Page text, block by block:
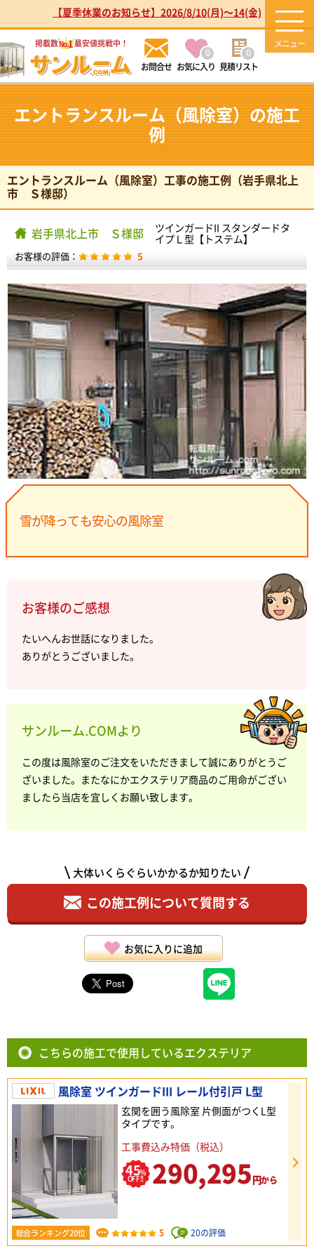
【夏季休業のお知らせ】2026/8/10(月)～14(金)
掲載数No.1最安値挑戦中！
お気に入り
0
見積リスト
0
エントランスルーム（風除室）の施工
例
エントランスルーム（風除室）工事の施工例（岩手県北上
市 Ｓ様邸）
岩手県北上市 Ｓ様邸
ツインガードII スタンダードタ
イプＬ型【トステム】
お客様の評価： 5
雪が降っても安心の風除室
お客様のご感想
たいへんお世話になりました。
ありがとうございました。
サンルーム.COMより
この度は風除室のご注文をいただきまして誠にありがとうご
ざいました。またなにかエクステリア商品のご用命がござい
ましたら当店を宜しくお願い致します。
大体いくらぐらいかかるか知りたい
この施工例について質問する
お気に入りに追加
こちらの施工で使用しているエクステリア
風除室 ツインガードIII レール付引戸 L型
玄関を囲う風除室 片側面がつくL型
タイプです。
工事費込み特価（税込）
45%
OFF!! 290,295円から
総合ランキング20位 5 20の評価